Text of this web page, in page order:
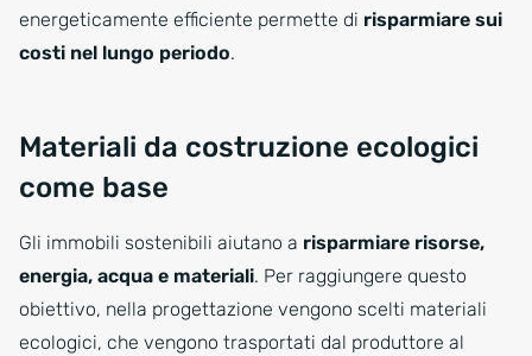
energeticamente efficiente permette di risparmiare sui
costi nel lungo periodo.
Materiali da costruzione ecologici
come base
Gli immobili sostenibili aiutano a risparmiare risorse,
energia, acqua e materiali. Per raggiungere questo
obiettivo, nella progettazione vengono scelti materiali
ecologici, che vengono trasportati dal produttore al